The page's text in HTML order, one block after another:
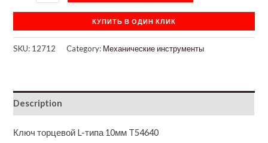
КУПИТЬ В ОДИН КЛИК
SKU: 12712 Category: Механические инструменты
Description
Ключ торцевой L-типа 10мм T54640